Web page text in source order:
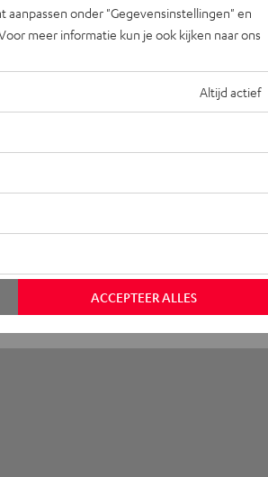
onder "Gegevensinstellingen" en
meer informatie kun je ook kijken naar ons
Altijd actief
ACCEPTEER ALLES